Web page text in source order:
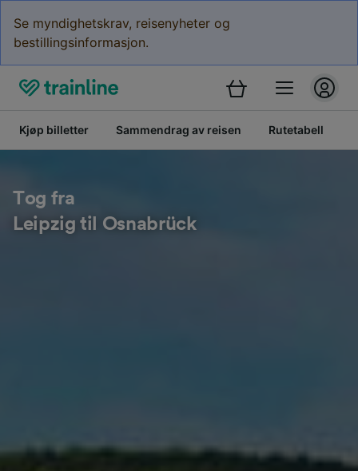
Se myndighetskrav, reisenyheter og
bestillingsinformasjon.
Kjøp billetter Sammendrag av reisen Rutetabell
Tog fra
Leipzig til Osnabrück